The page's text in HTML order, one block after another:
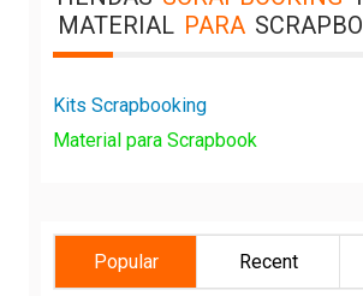
MATERIAL PARA
Kits Scrapbooking
Material para Scrapbook
Popular Recent